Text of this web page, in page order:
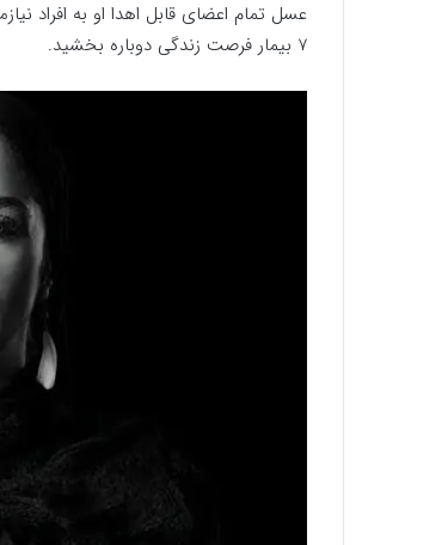
7 بیمار فرصت زندگی دوباره بخشید.